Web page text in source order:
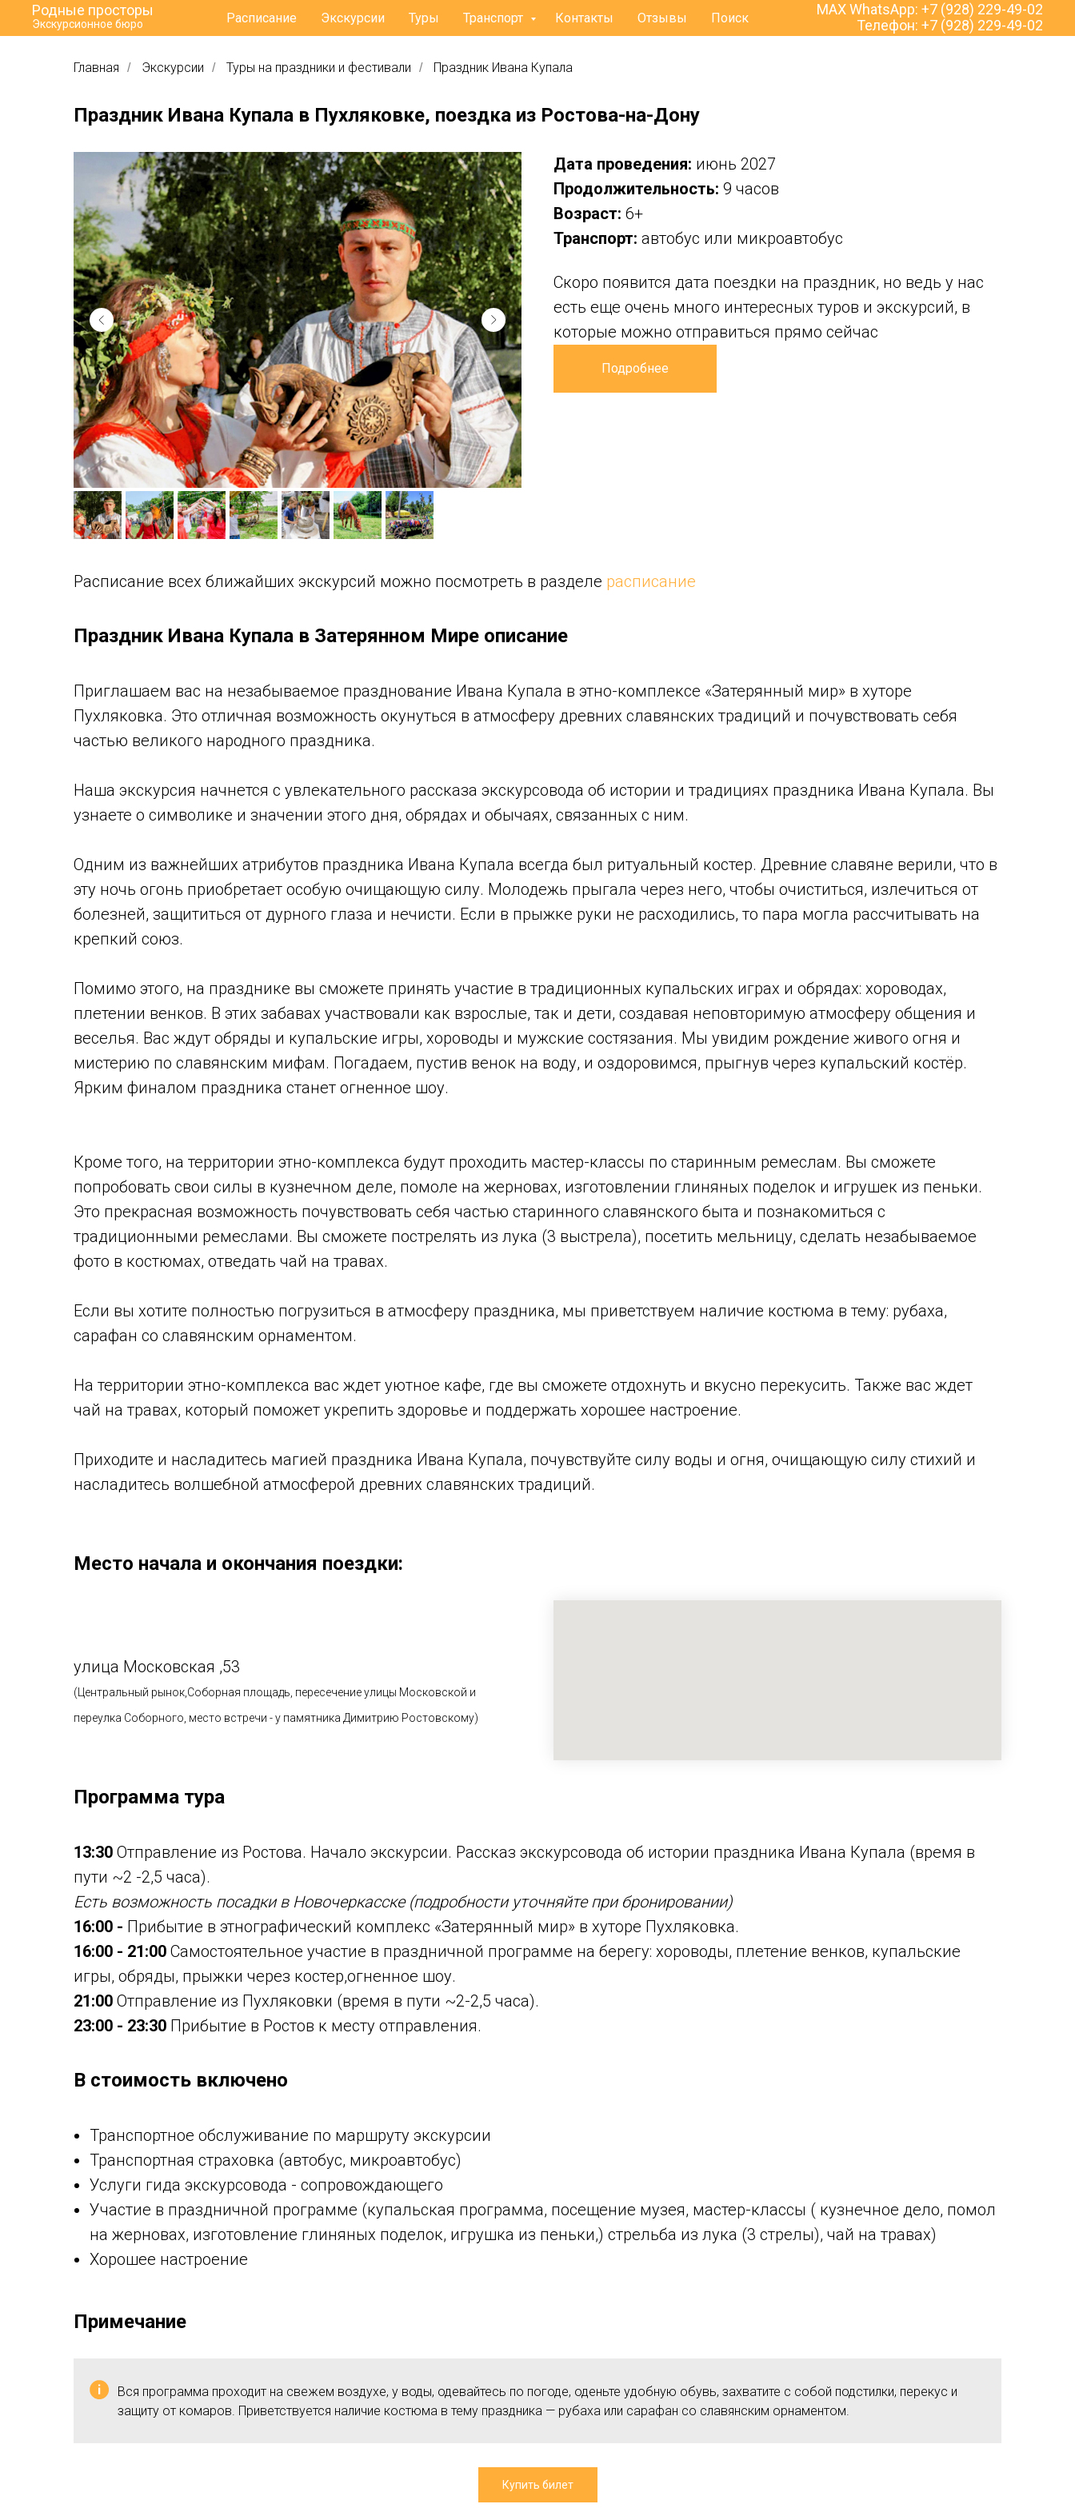
Родные просторы
Экскурсионное бюро Расписание Экскурсии Туры Транспорт Контакты Отзывы Поиск
MAX WhatsApp: +7 (928) 229-49-02
Телефон: +7 (928) 229-49-02
Главная / Экскурсии / Туры на праздники и фестивали / Праздник Ивана Купала
Праздник Ивана Купала в Пухляковке, поездка из Ростова-на-Дону
Дата проведения: июнь 2027
Продолжительность: 9 часов
Возраст: 6+
Транспорт: автобус или микроавтобус
Скоро появится дата поездки на праздник, но ведь у нас
есть еще очень много интересных туров и экскурсий, в
которые можно отправиться прямо сейчас
Подробнее
Расписание всех ближайших экскурсий можно посмотреть в разделе расписание
Праздник Ивана Купала в Затерянном Мире описание
Приглашаем вас на незабываемое празднование Ивана Купала в этно-комплексе «Затерянный мир» в хуторе
Пухляковка. Это отличная возможность окунуться в атмосферу древних славянских традиций и почувствовать себя
частью великого народного праздника.
Наша экскурсия начнется с увлекательного рассказа экскурсовода об истории и традициях праздника Ивана Купала. Вы
узнаете о символике и значении этого дня, обрядах и обычаях, связанных с ним.
Одним из важнейших атрибутов праздника Ивана Купала всегда был ритуальный костер. Древние славяне верили, что в
эту ночь огонь приобретает особую очищающую силу. Молодежь прыгала через него, чтобы очиститься, излечиться от
болезней, защититься от дурного глаза и нечисти. Если в прыжке руки не расходились, то пара могла рассчитывать на
крепкий союз.
Помимо этого, на празднике вы сможете принять участие в традиционных купальских играх и обрядах: хороводах,
плетении венков. В этих забавах участвовали как взрослые, так и дети, создавая неповторимую атмосферу общения и
веселья. Вас ждут обряды и купальские игры, хороводы и мужские состязания. Мы увидим рождение живого огня и
мистерию по славянским мифам. Погадаем, пустив венок на воду, и оздоровимся, прыгнув через купальский костёр.
Ярким финалом праздника станет огненное шоу.
Кроме того, на территории этно-комплекса будут проходить мастер-классы по старинным ремеслам. Вы сможете
попробовать свои силы в кузнечном деле, помоле на жерновах, изготовлении глиняных поделок и игрушек из пеньки.
Это прекрасная возможность почувствовать себя частью старинного славянского быта и познакомиться с
традиционными ремеслами. Вы сможете пострелять из лука (3 выстрела), посетить мельницу, сделать незабываемое
фото в костюмах, отведать чай на травах.
Если вы хотите полностью погрузиться в атмосферу праздника, мы приветствуем наличие костюма в тему: рубаха,
сарафан со славянским орнаментом.
На территории этно-комплекса вас ждет уютное кафе, где вы сможете отдохнуть и вкусно перекусить. Также вас ждет
чай на травах, который поможет укрепить здоровье и поддержать хорошее настроение.
Приходите и насладитесь магией праздника Ивана Купала, почувствуйте силу воды и огня, очищающую силу стихий и
насладитесь волшебной атмосферой древних славянских традиций.
Место начала и окончания поездки:
улица Московская ,53
(Центральный рынок,Соборная площадь, пересечение улицы Московской и
переулка Соборного, место встречи - у памятника Димитрию Ростовскому)
Программа тура
13:30 Отправление из Ростова. Начало экскурсии. Рассказ экскурсовода об истории праздника Ивана Купала (время в
пути ~2 -2,5 часа).
Есть возможность посадки в Новочеркасске (подробности уточняйте при бронировании)
16:00 - Прибытие в этнографический комплекс «Затерянный мир» в хуторе Пухляковка.
16:00 - 21:00 Самостоятельное участие в праздничной программе на берегу: хороводы, плетение венков, купальские
игры, обряды, прыжки через костер,огненное шоу.
21:00 Отправление из Пухляковки (время в пути ~2-2,5 часа).
23:00 - 23:30 Прибытие в Ростов к месту отправления.
В стоимость включено
Транспортное обслуживание по маршруту экскурсии
Транспортная страховка (автобус, микроавтобус)
Услуги гида экскурсовода - сопровождающего
Участие в праздничной программе (купальская программа, посещение музея, мастер-классы ( кузнечное дело, помол
на жерновах, изготовление глиняных поделок, игрушка из пеньки,) стрельба из лука (3 стрелы), чай на травах)
Хорошее настроение
Примечание
Вся программа проходит на свежем воздухе, у воды, одевайтесь по погоде, оденьте удобную обувь, захватите с собой подстилки, перекус и
защиту от комаров. Приветствуется наличие костюма в тему праздника — рубаха или сарафан со славянским орнаментом.
Купить билет